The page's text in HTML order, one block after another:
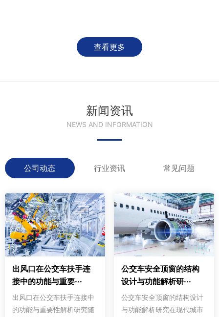
查看更多
新闻资讯
NEWS AND INFORMATION
公司动态 行业资讯 常见问题
出风口在公交车扶手连
接中的功能与重要···
出风口在公交车扶手连接中
的功能与重要性解析研究随
公交车安全顶窗的结构
设计与功能解析研···
公交车安全顶窗的结构设计
与功能解析研究在现代城市